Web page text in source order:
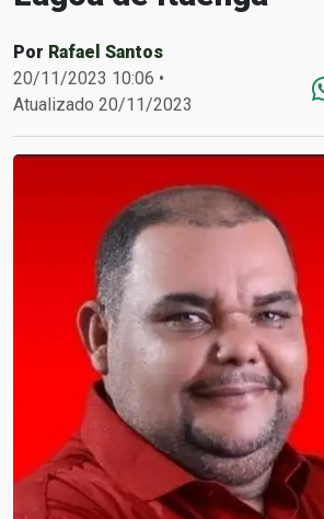
Por Rafael Santos
20/11/2023 10:06 •
Atualizado 20/11/2023